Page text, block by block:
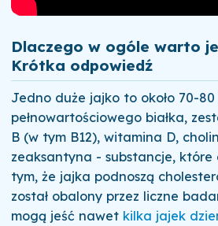
Dlaczego w ogóle warto
Krótka odpowiedź
Jedno duże jajko to około 70-
pełnowartościowego białka,
B (w tym B12), witamina D,
zeaksantyna - substancje, które
tym, że jajka podnoszą
został obalony przez liczne
mogą jeść nawet kilka jajek